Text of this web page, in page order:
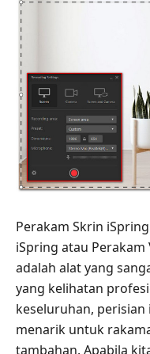
Perakam Skrin
iSpring atau
adalah alat yang
yang kelihatan
keseluruhan,
menarik untuk
tambahan. Apabila